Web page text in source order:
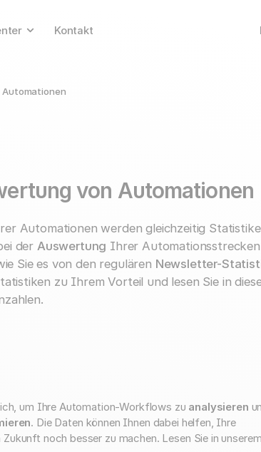
Kontakt
Automationen
von Automationen
Automationen werden gleichzeitig
der Auswertung Ihrer
Sie es von den regulären Newsletter-
zu Ihrem Vorteil und lesen Sie in
um Ihre Automation-Workflows zu analysieren
. Die Daten können Ihnen dabei helfen, Ihre
noch besser zu machen. Lesen Sie in unserem